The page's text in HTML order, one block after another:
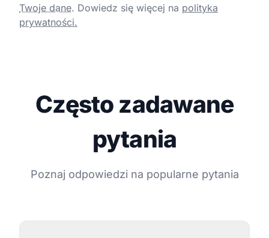
Twoje dane. Dowiedz się więcej na polityka
prywatności.
Często zadawane
pytania
Poznaj odpowiedzi na popularne pytania